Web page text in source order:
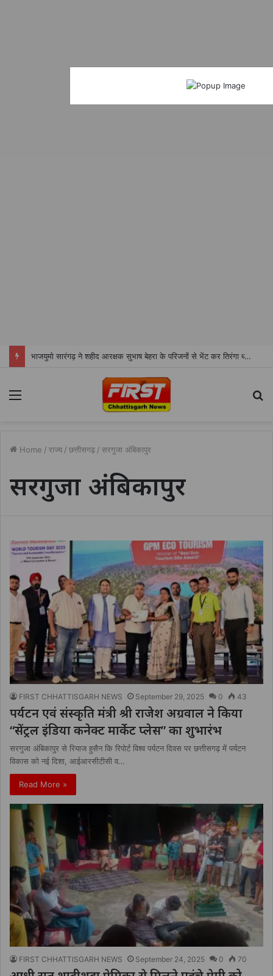
भाजयुमो सारंगढ़ ने शहीद आरक्षक सुभाष बेहरा के परिजनों से भेंट कर तिरंगा ध्वज व श्रीफल भेंट किया
Menu
Home / राज्य / छत्तीसगढ़ / सरगुजा अंबिकापुर
सरगुजा अंबिकापुर
FIRST CHHATTISGARH NEWS September 29, 2025 0 43
पर्यटन एवं संस्कृति मंत्री श्री राजेश अग्रवाल ने किया
“सेंट्रल इंडिया कनेक्ट मार्केट प्लेस” का शुभारंभ
सरगुजा अंबिकापुर से रियाज हुसैन कि रिपोर्ट विश्व पर्यटन दिवस पर छत्तीसगढ़ में पर्यटन
विकास को नई दिशा, आईआरसीटीसी व…
Read More »
FIRST CHHATTISGARH NEWS September 24, 2025 0 70